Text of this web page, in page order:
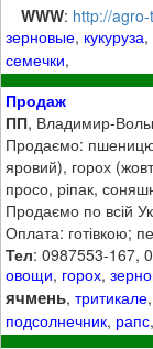
WWW: http://
зерновые, кукуруза,
семечки,
Продаж
ПП, Владимир-
Продаємо: пшеницю
яровий), горох
просо, ріпак,
Продаємо по всій
Оплата: готівкою;
Тел: 0987553-167,
овощи, горох,
ячмень,тритикале
подсолнечник, рапс,